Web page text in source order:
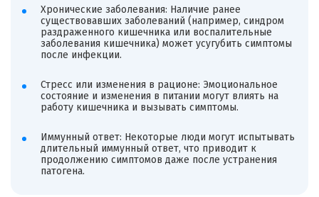
Хронические заболевания: Наличие ранее
существовавших заболеваний (например, синдром
раздраженного кишечника или воспалительные
заболевания кишечника) может усугубить симптомы
после инфекции.
Стресс или изменения в рационе: Эмоциональное
состояние и изменения в питании могут влиять на
работу кишечника и вызывать симптомы.
Иммунный ответ: Некоторые люди могут испытывать
длительный иммунный ответ, что приводит к
продолжению симптомов даже после устранения
патогена.